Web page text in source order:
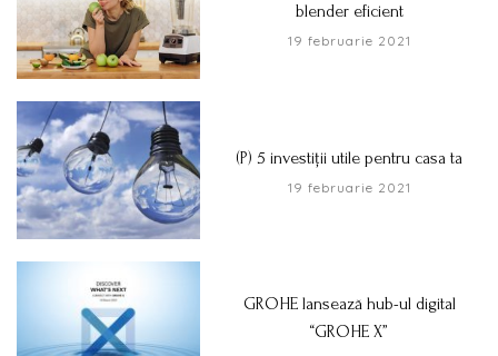
blender eficient
19 februarie 2021
(P) 5 investiții utile pentru casa ta
19 februarie 2021
GROHE lansează hub-ul digital
“GROHE X”